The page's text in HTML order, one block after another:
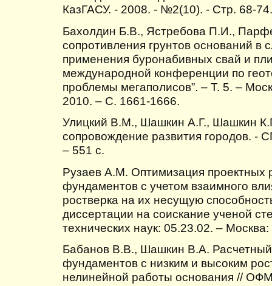
КазГАСУ. - 2008. - №2(10). - Стр. 68-74.
Бахолдин Б.В., Ястребова П.И.,
сопротивления грунтов оснований в
применения буронабивных свай и
международной конференции по
проблемы мегаполисов”. – Т. 5. –
2010. – С. 1661-1666.
Улицкий В.М., Шашкин А.Г., Шашкин
сопровождение развития городов. -
– 551 с.
Рузаев А.М. Оптимизация проектных
фундаментов с учетом взаимного
ростверка на их несущую
диссертации на соискание ученой
технических наук: 05.23.02. –
Бабанов В.В., Шашкин В.А.
фундаментов с низким и высоким
нелинейной работы основания //